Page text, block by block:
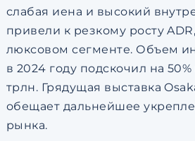
слабая иена и высокий
привели к резкому росту
люксовом сегменте. Объем
в 2024 году подскочил на 50%
трлн. Грядущая выставка
обещает дальнейшее
рынка.